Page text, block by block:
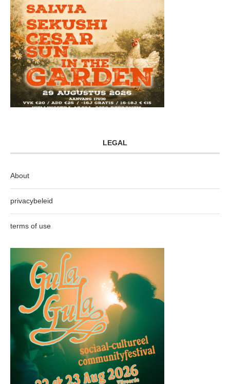
LEGAL
About
privacybeleid
terms of use